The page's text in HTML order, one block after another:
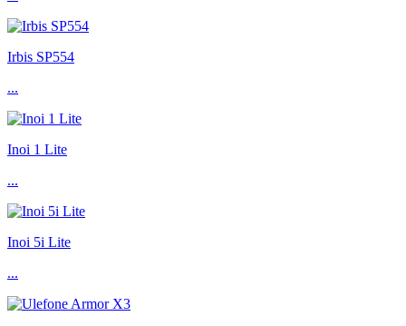
Irbis SP554
...
Inoi 1 Lite
...
Inoi 5i Lite
...